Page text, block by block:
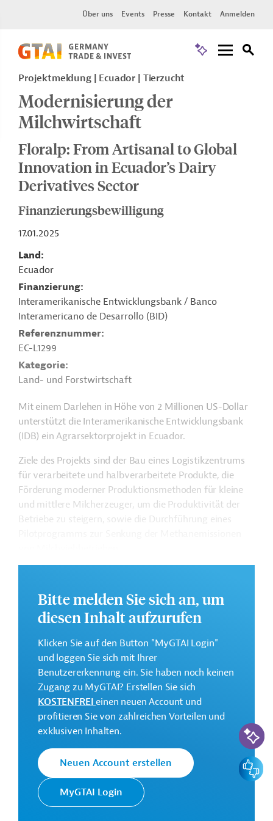
Über uns Events Presse Kontakt Anmelden
Projektmeldung Ecuador Tierzucht
Modernisierung der
Milchwirtschaft
Floralp: From Artisanal to Global
Innovation in Ecuador’s Dairy
Derivatives Sector
Finanzierungsbewilligung
17.01.2025
Land
Ecuador
Finanzierung
Interamerikanische Entwicklungsbank / Banco
Interamericano de Desarrollo (BID)
Referenznummer
EC-L1299
Kategorie
Land- und Forstwirtschaft
Mit einem Darlehen in Höhe von 2 Millionen US-Dollar
unterstützt die Interamerikanische Entwicklungsbank
(IDB) ein Agrarsektorprojekt in Ecuador.
Ziele des Projekts sind der Bau eines Logistikzentrums
für verarbeitete und halbverarbeitete Produkte, die
Förderung moderner Produktionsmethoden für kleine
und mittlere Milcherzeuger, um die Produktivität der
Betriebe zu steigern, sowie die Durchführung eines
GTAI informiert über dieIDB: Schwerpunkte, Regularien
und praktische Hinweise zur Geschäftsanbahnung.
Gesamtkosten:
4 Millionen US-Dollar
Geberbeitrag:
2 Millionen US-Dollar (Darlehen)
Kontaktadresse
Die IDB ist die wichtigste
Bitte melden Sie sich an, um
diesen Inhalt aufzurufen
Klicken Sie auf den Button "MyGTAI Login"
und loggen Sie sich mit Ihrer
Benutzererkennung ein. Sie haben noch keinen
Zugang zu MyGTAI? Erstellen Sie sich
KOSTENFREIeinen neuen Account und
profitieren Sie von zahlreichen Vorteilen und
exklusiven Inhalten.
Neuen Account erstellen
MyGTAI Login
KI-